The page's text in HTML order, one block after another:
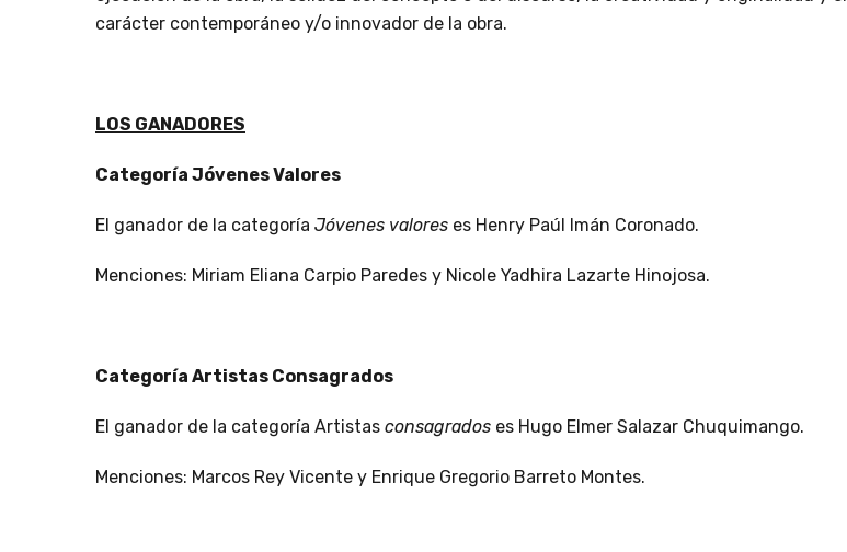
carácter contemporáneo y/o innovador de la obra.
LOS GANADORES
Categoría Jóvenes Valores
El ganador de la categoría Jóvenes valores es Henry Paúl Imán Coronado.
Menciones: Miriam Eliana Carpio Paredes y Nicole Yadhira Lazarte Hinojosa.
Categoría Artistas Consagrados
El ganador de la categoría Artistas consagrados es Hugo Elmer Salazar Chuquimango.
Menciones: Marcos Rey Vicente y Enrique Gregorio Barreto Montes.